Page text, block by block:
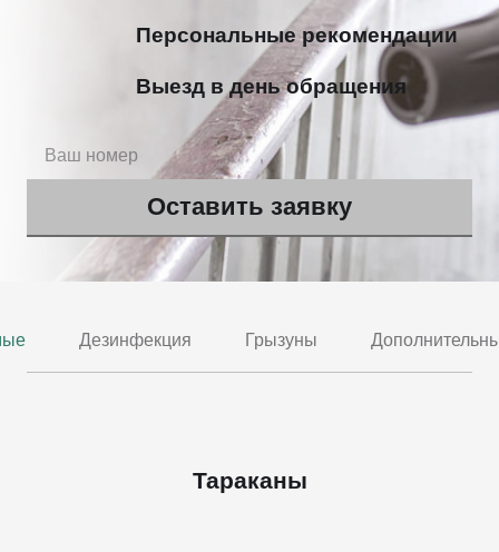
Персональные рекомендации
Выезд в день обращения
Дезинфекция Грызуны
Тараканы